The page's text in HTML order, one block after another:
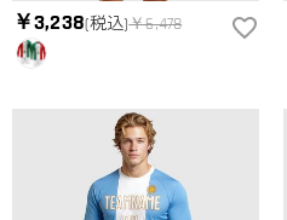
￥3,238(税込)￥6,478